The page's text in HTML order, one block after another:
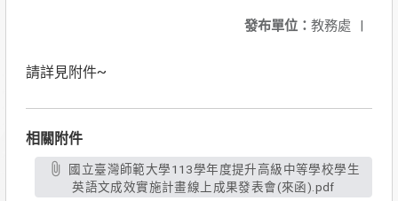
發布單位： 教務處 |
請詳見附件~
相關附件
英語文成效實施計畫線上成果發表會(來函).pdf